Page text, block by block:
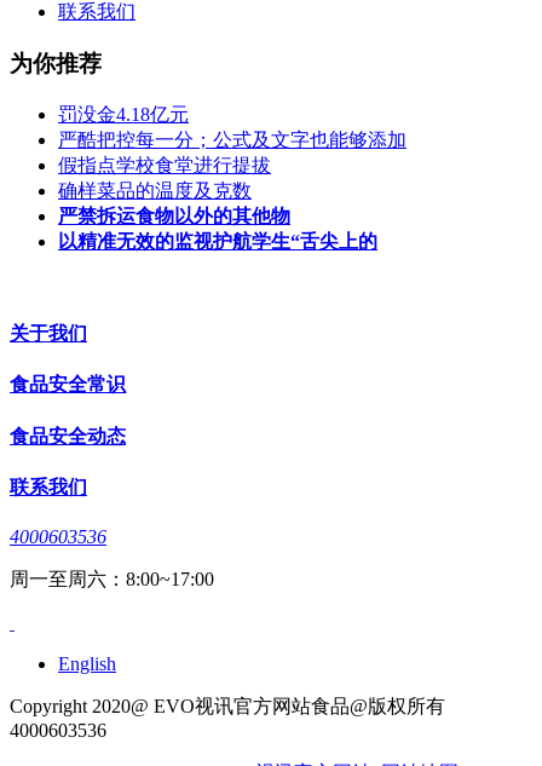
联系我们
为你推荐
罚没金4.18亿元
严酷把控每一分；公式及文字也能够添加
假指点学校食堂进行提拔
确样菜品的温度及克数
严禁拆运食物以外的其他物
以精准无效的监视护航学生“舌尖上的
关于我们
食品安全常识
食品安全动态
联系我们
4000603536
周一至周六：8:00~17:00
English
Copyright 2020@ EVO视讯官方网站食品@版权所有
4000603536